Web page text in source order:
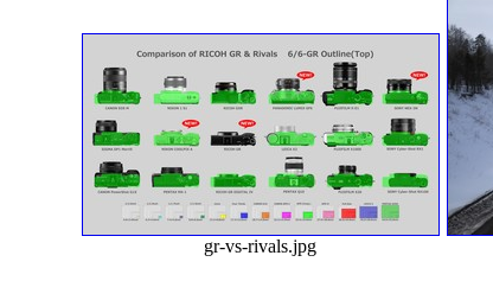
gr-vs-rivals.jpg